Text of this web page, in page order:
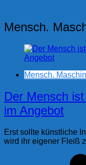
Mensch.
Mensch.
Der Mensch
im Angebot
Erst sollte künstliche
wird ihr eigener Fleiß